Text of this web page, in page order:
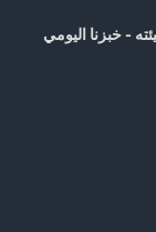
- خبزنا اليومي